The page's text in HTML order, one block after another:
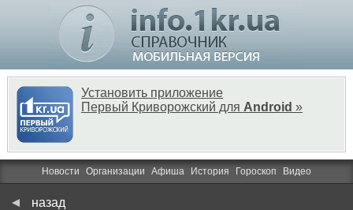
Установить приложение
Первый Криворожский для Android »
Новости Организации Афиша История Гороскоп Видео
назад